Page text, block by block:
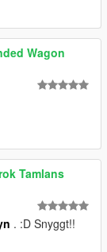
Wagon
Tamlans
. :D Snyggt!!